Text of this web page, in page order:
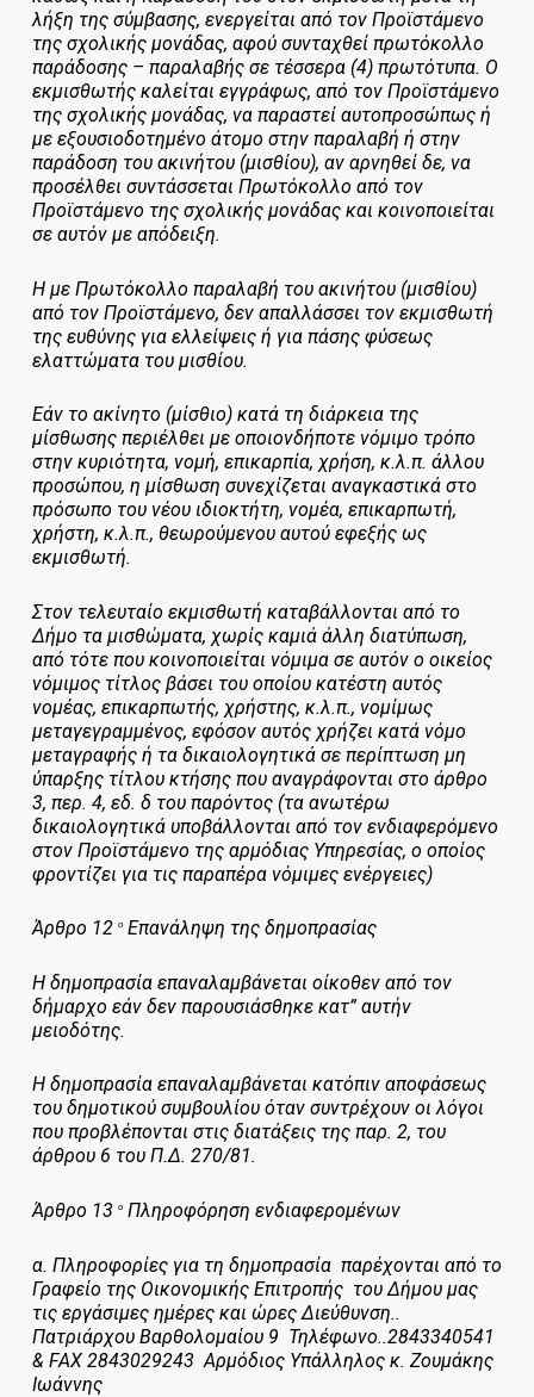
λήξη της σύμβασης, ενεργείται από τον Προϊστάμενο
της σχολικής μονάδας, αφού συνταχθεί πρωτόκολλο
παράδοσης – παραλαβής σε τέσσερα (4) πρωτότυπα. Ο
εκμισθωτής καλείται εγγράφως, από τον Προϊστάμενο
της σχολικής μονάδας, να παραστεί αυτοπροσώπως ή
με εξουσιοδοτημένο άτομο στην παραλαβή ή στην
παράδοση του ακινήτου (μισθίου), αν αρνηθεί δε, να
προσέλθει συντάσσεται Πρωτόκολλο από τον
Προϊστάμενο της σχολικής μονάδας και κοινοποιείται
σε αυτόν με απόδειξη.
Η με Πρωτόκολλο παραλαβή του ακινήτου (μισθίου)
από τον Προϊστάμενο, δεν απαλλάσσει τον εκμισθωτή
της ευθύνης για ελλείψεις ή για πάσης φύσεως
ελαττώματα του μισθίου.
Εάν το ακίνητο (μίσθιο) κατά τη διάρκεια της
μίσθωσης περιέλθει με οποιονδήποτε νόμιμο τρόπο
στην κυριότητα, νομή, επικαρπία, χρήση, κ.λ.π. άλλου
προσώπου, η μίσθωση συνεχίζεται αναγκαστικά στο
πρόσωπο του νέου ιδιοκτήτη, νομέα, επικαρπωτή,
χρήστη, κ.λ.π., θεωρούμενου αυτού εφεξής ως
εκμισθωτή.
Στον τελευταίο εκμισθωτή καταβάλλονται από το
Δήμο τα μισθώματα, χωρίς καμιά άλλη διατύπωση,
από τότε που κοινοποιείται νόμιμα σε αυτόν ο οικείος
νόμιμος τίτλος βάσει του οποίου κατέστη αυτός
νομέας, επικαρπωτής, χρήστης, κ.λ.π., νομίμως
μεταγεγραμμένος, εφόσον αυτός χρήζει κατά νόμο
μεταγραφής ή τα δικαιολογητικά σε περίπτωση μη
ύπαρξης τίτλου κτήσης που αναγράφονται στο άρθρο
3, περ. 4, εδ. δ του παρόντος (τα ανωτέρω
δικαιολογητικά υποβάλλονται από τον ενδιαφερόμενο
στον Προϊστάμενο της αρμόδιας Υπηρεσίας, ο οποίος
φροντίζει για τις παραπέρα νόμιμες ενέργειες)
Άρθρο 12 οΕπανάληψη της δημοπρασίας
Η δημοπρασία επαναλαμβάνεται οίκοθεν από τον
δήμαρχο εάν δεν παρουσιάσθηκε κατ” αυτήν
μειοδότης.
Η δημοπρασία επαναλαμβάνεται κατόπιν αποφάσεως
του δημοτικού συμβουλίου όταν συντρέχουν οι λόγοι
που προβλέπονται στις διατάξεις της παρ. 2, του
άρθρου 6 του Π.Δ. 270/81.
Άρθρο 13 οΠληροφόρηση ενδιαφερομένων
α. Πληροφορίες για τη δημοπρασία παρέχονται από το
Γραφείο της Οικονομικής Επιτροπής του Δήμου μας
τις εργάσιμες ημέρες και ώρες Διεύθυνση..
Πατριάρχου Βαρθολομαίου 9 Τηλέφωνο..2843340541
& FAX 2843029243 Αρμόδιος Υπάλληλος κ. Ζουμάκης
Ιωάννης